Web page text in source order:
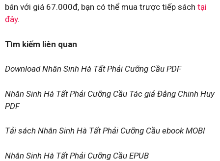
bán với giá 67.000đ, bạn có thể mua trược tiếp sách tại
đây.
Tìm kiếm liên quan
Download Nhân Sinh Hà Tất Phải Cưỡng Cầu PDF
Nhân Sinh Hà Tất Phải Cưỡng Cầu Tác giả Đằng Chinh Huy
PDF
Tải sách Nhân Sinh Hà Tất Phải Cưỡng Cầu ebook MOBI
Nhân Sinh Hà Tất Phải Cưỡng Cầu EPUB